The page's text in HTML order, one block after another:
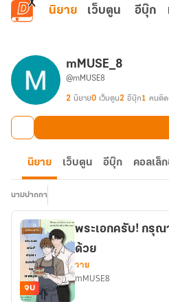
ข้ามไปยังเนื้อหาหลัก
นิยาย เว็บตูน อีบุ๊ก
mMUSE_8
@mMUSE8
2 นิยาย0 เว็บตูน2 อีบุ๊ก1 คนติด
นิยาย เว็บตูน อีบุ๊ก คอลเล็
นามปากกา
จบ
พระเอกครับ! กรุณ
ด้วย
วาย
mMUSE8